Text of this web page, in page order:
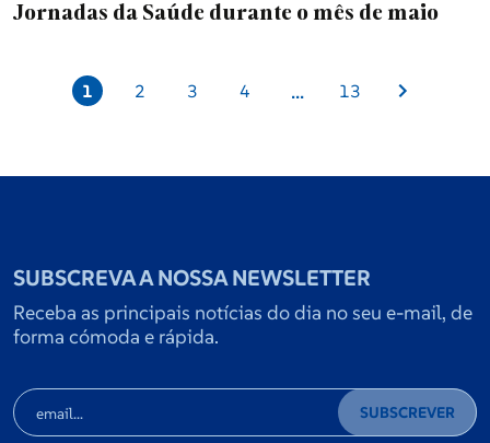
Jornadas da Saúde durante o mês de maio
1 2 3 4 ... 13
SUBSCREVA A NOSSA NEWSLETTER
Receba as principais notícias do dia no seu e-mail, de
forma cómoda e rápida.
SUBSCREVER